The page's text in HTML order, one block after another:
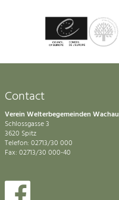
Contact
Verein Welterbegemeinden Wachau
Schlossgasse 3
3620 Spitz
Telefon: 02713/30 000
Fax: 02713/30 000-40